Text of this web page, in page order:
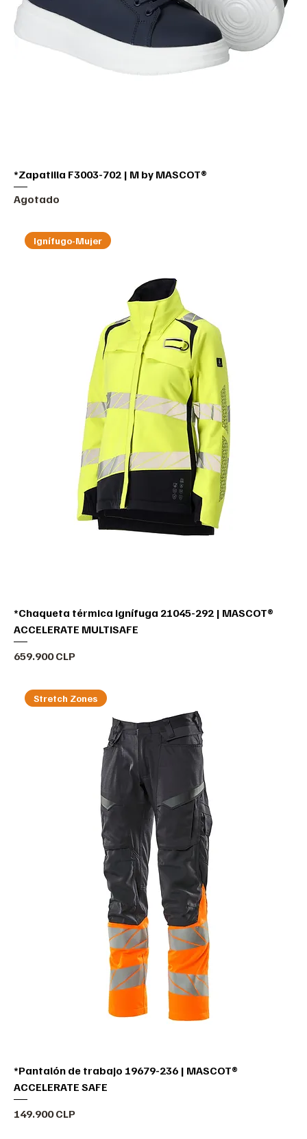
*Zapatilla F3003-702 | M by MASCOT®
Agotado
Ignífugo-Mujer
*Chaqueta térmica ignífuga 21045-292 | MASCOT®
ACCELERATE MULTISAFE
Precio
659.900 CLP
Stretch Zones
*Pantalón de trabajo 19679-236 | MASCOT®
ACCELERATE SAFE
Precio
149.900 CLP